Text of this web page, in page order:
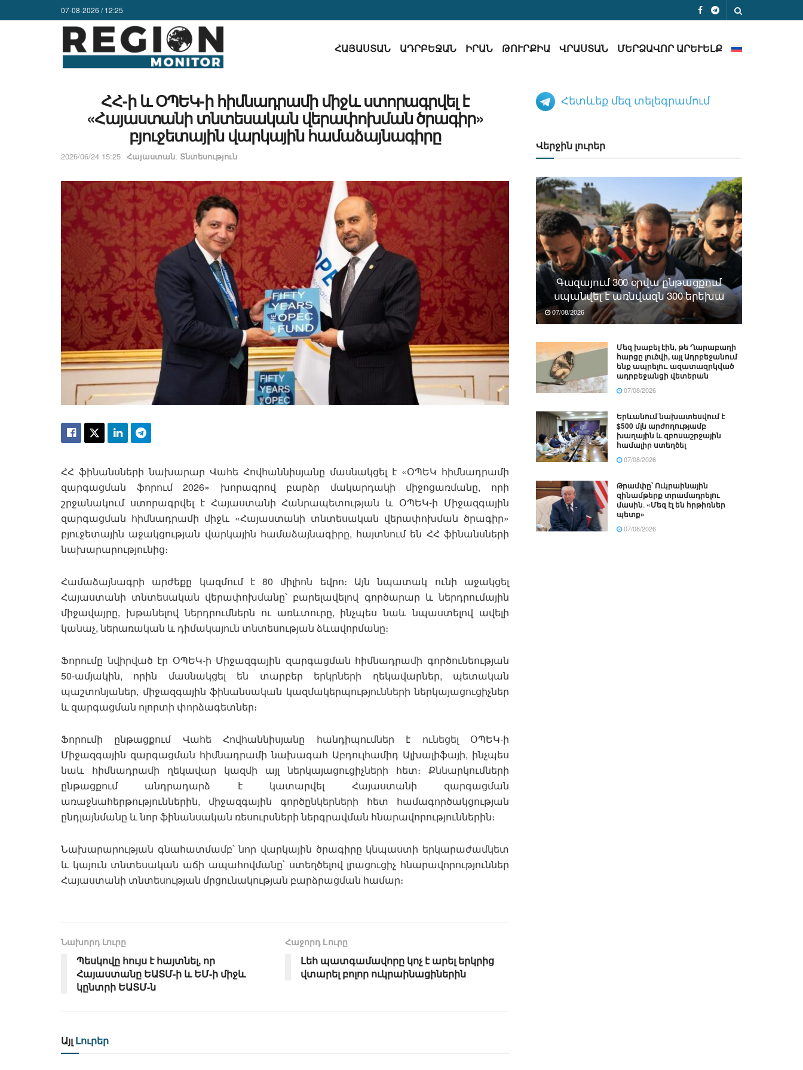
07-08-2026 / 12:25
ՀԱՅԱՍՏԱՆ ԱԴՐԲԵՋԱՆ ԻՐԱՆ ԹՈՒՐՔԻԱ ՎՐԱՍՏԱՆ ՄԵՐՁԱՎՈՐ ԱՐԵՒԵԼՔ
ՀՀ-ի և ՕՊԵԿ-ի հիմնադրամի միջև ստորագրվել է
«Հայաստանի տնտեսական վերափոխման ծրագիր»
բյուջետային վարկային համաձայնագիրը
2026/06/24 15:25 Հայաստան, Տնտեսություն
ՀՀ ֆինանսների նախարար Վահե Հովհաննիսյանը մասնակցել է «ՕՊԵԿ հիմնադրամի
զարգացման ֆորում 2026» խորագրով բարձր մակարդակի միջոցառմանը, որի
շրջանակում ստորագրվել է Հայաստանի Հանրապետության և ՕՊԵԿ-ի Միջազգային
զարգացման հիմնադրամի միջև «Հայաստանի տնտեսական վերափոխման ծրագիր»
բյուջետային աջակցության վարկային համաձայնագիրը, հայտնում են ՀՀ ֆինանսների
նախարարությունից։
Համաձայնագրի արժեքը կազմում է 80 միլիոն եվրո։ Այն նպատակ ունի աջակցել
Հայաստանի տնտեսական վերափոխմանը՝ բարելավելով գործարար և ներդրումային
միջավայրը, խթանելով ներդրումներն ու առևտուրը, ինչպես նաև նպաստելով ավելի
կանաչ, ներառական և դիմակայուն տնտեսության ձևավորմանը։
Ֆորումը նվիրված էր ՕՊԵԿ-ի Միջազգային զարգացման հիմնադրամի գործունեության
50-ամյակին, որին մասնակցել են տարբեր երկրների ղեկավարներ, պետական
պաշտոնյաներ, միջազգային ֆինանսական կազմակերպությունների ներկայացուցիչներ
և զարգացման ոլորտի փորձագետներ։
Ֆորումի ընթացքում Վահե Հովհաննիսյանը հանդիպումներ է ունեցել ՕՊԵԿ-ի
Միջազգային զարգացման հիմնադրամի նախագահ Աբդուլհամիդ Ալխալիֆայի, ինչպես
նաև հիմնադրամի ղեկավար կազմի այլ ներկայացուցիչների հետ։ Քննարկումների
ընթացքում անդրադարձ է կատարվել Հայաստանի զարգացման
առաջնահերթություններին, միջազգային գործընկերների հետ համագործակցության
ընդլայնմանը և նոր ֆինանսական ռեսուրսների ներգրավման հնարավորություններին։
Նախարարության գնահատմամբ՝ նոր վարկային ծրագիրը կնպաստի երկարաժամկետ
և կայուն տնտեսական աճի ապահովմանը՝ ստեղծելով լրացուցիչ հնարավորություններ
Հայաստանի տնտեսության մրցունակության բարձրացման համար։
Նախորդ Լուրը
Պեսկովը հույս է հայտնել, որ
Հայաստանը ԵԱՏՄ-ի և ԵՄ-ի միջև
կընտրի ԵԱՏՄ-ն
Հաջորդ Lուրը
Լեհ պատգամավորը կոչ է արել երկրից
վտարել բոլոր ուկրաինացիներին
Այլ Լուրեր
Հետևեք մեզ տելեգրամում
Վերջին լուրեր
Գազայում 300 օրվա ընթացքում
սպանվել է առնվազն 300 երեխա
07/08/2026
Մեզ խաբել էին, թե Ղարաբաղի
հարցը լուծվի, այլ Ադրբեջանում
ենք ապրելու. ազատազրկված
ադրբեջանցի վետերան
07/08/2026
Երևանում նախատեսվում է
$500 մլն արժողությամբ
խաղային և զբոսաշրջային
համալիր ստեղծել
07/08/2026
Թրամփը՝ Ուկրաինային
զինամթերք տրամադրելու
մասին․ «Մեզ էլ են հրթիռներ
պետք»
07/08/2026